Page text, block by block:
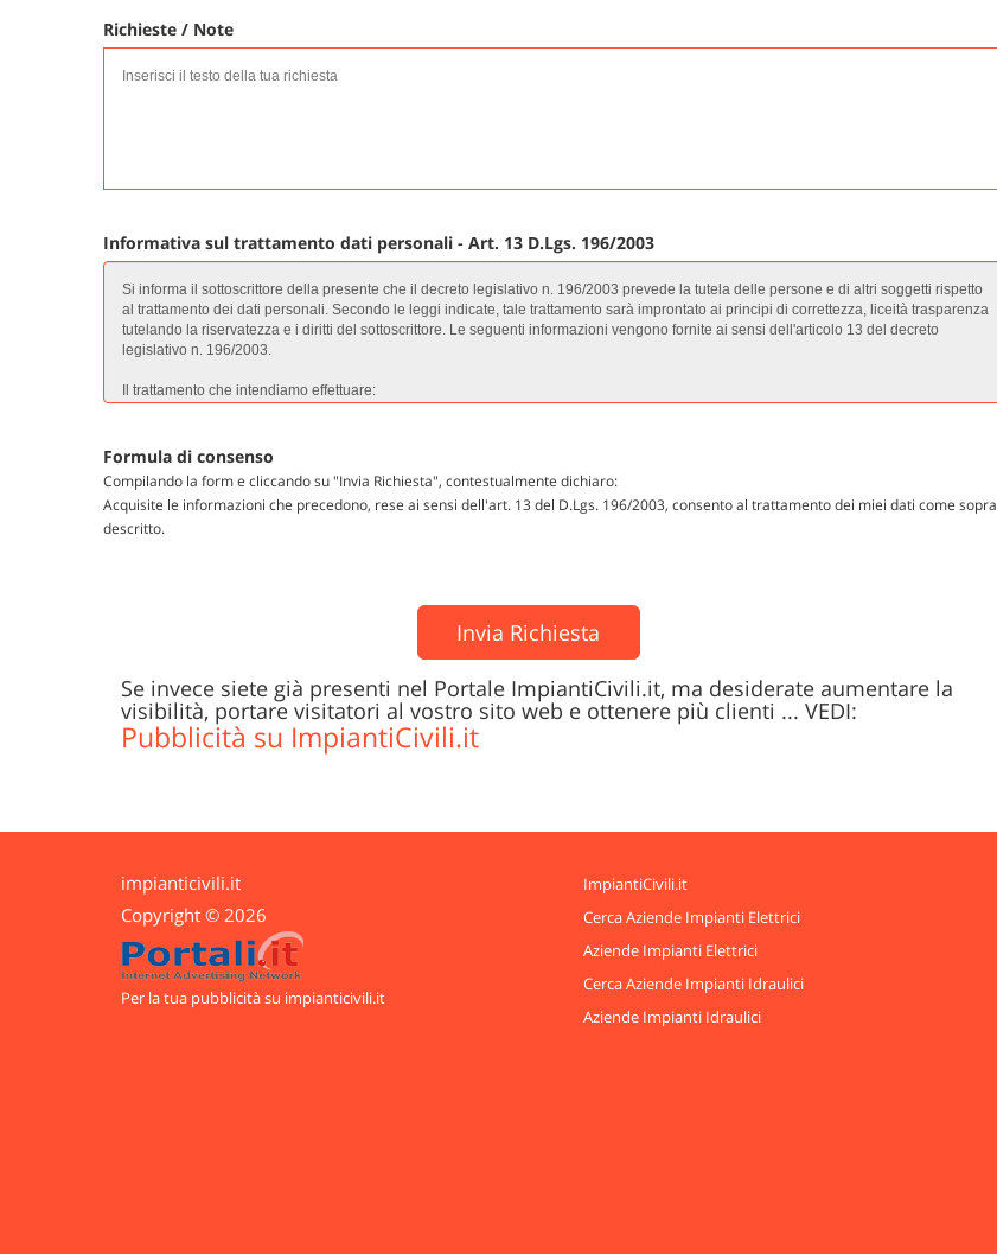
Richieste / Note
Informativa sul trattamento dati personali - Art. 13 D.Lgs. 196/2003
Formula di consenso
Compilando la form e cliccando su "Invia Richiesta", contestualmente dichiaro:
Acquisite le informazioni che precedono, rese ai sensi dell'art. 13 del D.Lgs. 196/2003, consento al trattamento dei miei dati come sopra
descritto.
Invia Richiesta
Se invece siete già presenti nel Portale ImpiantiCivili.it, ma desiderate aumentare la
visibilità, portare visitatori al vostro sito web e ottenere più clienti ... VEDI:
Pubblicità su ImpiantiCivili.it
impianticivili.it
Copyright © 2026
Per la tua pubblicità su impianticivili.it
ImpiantiCivili.it
Cerca Aziende Impianti Elettrici
Aziende Impianti Elettrici
Cerca Aziende Impianti Idraulici
Aziende Impianti Idraulici